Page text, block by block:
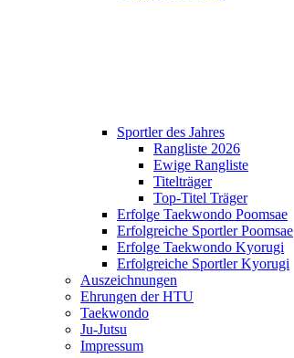
Sportler des Jahres
Rangliste 2026
Ewige Rangliste
Titelträger
Top-Titel Träger
Erfolge Taekwondo Poomsae
Erfolgreiche Sportler Poomsae
Erfolge Taekwondo Kyorugi
Erfolgreiche Sportler Kyorugi
Auszeichnungen
Ehrungen der HTU
Taekwondo
Ju-Jutsu
Impressum